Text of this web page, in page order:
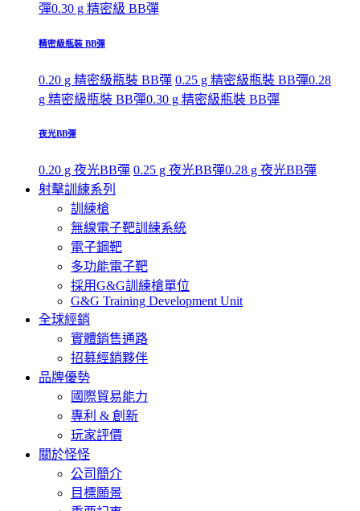
彈0.30 g 精密級 BB彈
精密級瓶裝 BB彈
0.20 g 精密級瓶裝 BB彈 0.25 g 精密級瓶裝 BB彈0.28
g 精密級瓶裝 BB彈0.30 g 精密級瓶裝 BB彈
夜光BB彈
0.20 g 夜光BB彈 0.25 g 夜光BB彈0.28 g 夜光BB彈
射擊訓練系列
訓練槍
無線電子靶訓練系統
電子鋼靶
多功能電子靶
採用G&G訓練槍單位
G&G Training Development Unit
全球經銷
實體銷售通路
招募經銷夥伴
品牌優勢
國際貿易能力
專利 & 創新
玩家評價
關於怪怪
公司簡介
目標願景